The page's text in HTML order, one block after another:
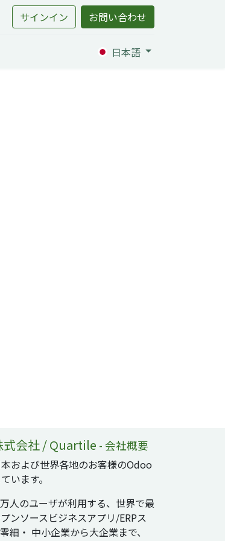
サインイン お問い合わせ
日本語
式会社 / Quartile - 会社概要
および世界各地のお客様のOdoo
います。
人のユーザが利用する、世界で最
ンソースビジネスアプリ/ERPス
細・ 中小企業から大企業まで、